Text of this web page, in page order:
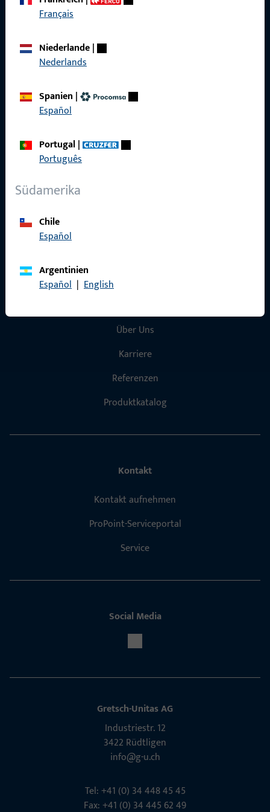
Français
Niederlande|
Nederlands
Spanien |
Español
Portugal|
Português
Südamerika
Chile
Español
Argentinien
Español | EnglishSchnelleinstieg
Über Uns
Karriere
Referenzen
Produktkatalog
Kontakt
Kontakt aufnehmen
ProPoint-Serviceportal
Service
Social Media
Gretsch-Unitas AG
Indu­s­triestr. 12
3422 Rüdt­ligen
info@g-u.ch
Tel: +41 (0) 34 448 45 45
Fax: +41 (0) 34 445 62 49